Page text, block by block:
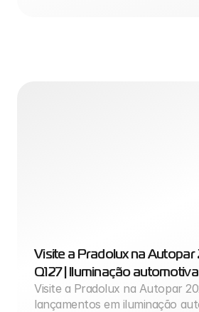
Visite a Pradolux na
Q127 | Iluminação automotiva
Visite a Pradolux na Autopar
lançamentos em iluminação